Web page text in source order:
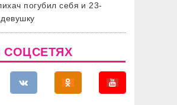
погубил себя и 23-